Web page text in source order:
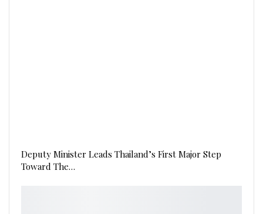
Deputy Minister Leads Thailand’s First Major Step
Toward The…